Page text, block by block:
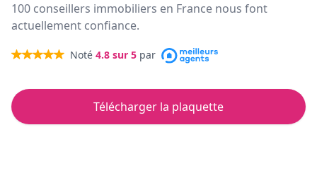
100 conseillers immobiliers en France nous font
actuellement confiance.
Noté 4.8 sur 5 par
Télécharger la plaquette